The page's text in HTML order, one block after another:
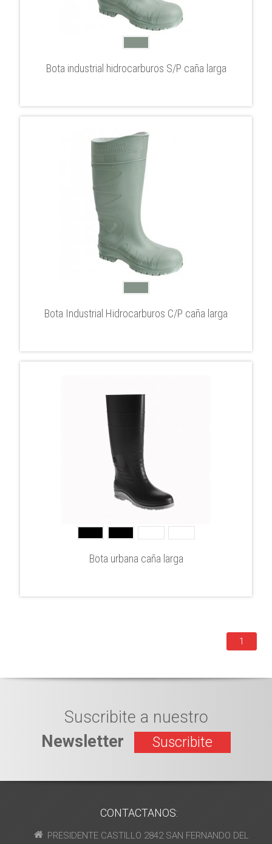
Bota industrial hidrocarburos S/P caña larga
Bota Industrial Hidrocarburos C/P caña larga
Bota urbana caña larga
1
Suscribite a nuestro
Newsletter
Suscribite
CONTACTANOS:
PRESIDENTE CASTILLO 2842 SAN FERNANDO DEL